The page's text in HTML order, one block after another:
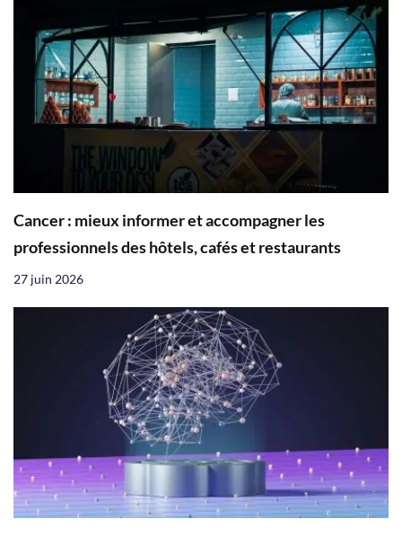
Cancer : mieux informer et accompagner les
professionnels des hôtels, cafés et restaurants
27 juin 2026